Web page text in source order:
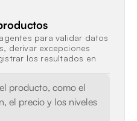
producto, como el
el precio y los niveles
para validar datos
derivar excepciones
los resultados en